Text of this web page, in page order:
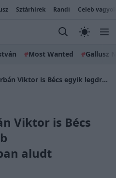
Sztárhírek Randi Celeb
#Most Wanted #Gallusz
Elismerték: Orbán Viktor is Bécs egyik legdrágább luxusszállodájában aludt
Viktor is Bécs
aludt